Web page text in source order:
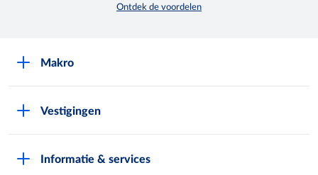
Ontdek de voordelen
Makro
Vestigingen
Informatie & services